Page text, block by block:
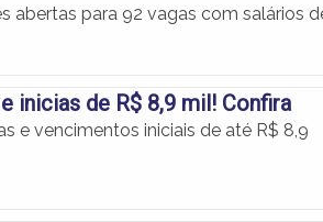
abertas para 92 vagas com salários
inicias de R$ 8,9 mil! Confira
e vencimentos iniciais de até R$ 8,9